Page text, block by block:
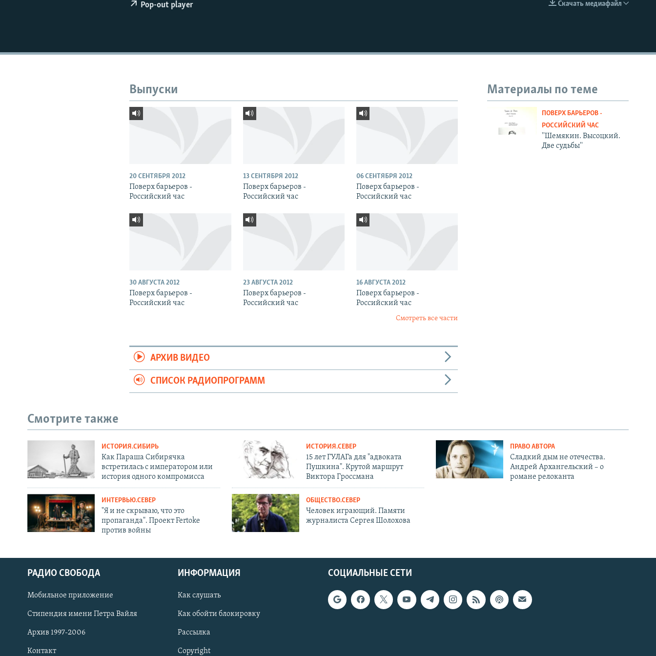
СОЦИАЛЬНЫЕ СЕТИ
EMBED
Скачать медиафайл
Pop-out player
Материалы по теме
ПОВЕРХ БАРЬЕРОВ -
РОССИЙСКИЙ ЧАС
''Шемякин. Высоцкий.
Две судьбы''
Выпуски
20 СЕНТЯБРЯ 2012
Поверх барьеров -
Российский час
13 СЕНТЯБРЯ 2012
Поверх барьеров -
Российский час
06 СЕНТЯБРЯ 2012
Поверх барьеров -
Российский час
30 АВГУСТА 2012
Поверх барьеров -
Российский час
23 АВГУСТА 2012
Поверх барьеров -
Российский час
16 АВГУСТА 2012
Поверх барьеров -
Российский час
Смотреть все части
АРХИВ ВИДЕО
СПИСОК РАДИОПРОГРАММ
Смотрите также
ИСТОРИЯ.СИБИРЬ
Как Параша Сибирячка
встретилась с императором или
история одного компромисса
ИСТОРИЯ.СЕВЕР
15 лет ГУЛАГа для "адвоката
Пушкина". Крутой маршрут
Виктора Гроссмана
ПРАВО АВТОРА
Сладкий дым не отечества.
Андрей Архангельский – о
романе релоканта
ИНТЕРВЬЮ.СЕВЕР
"Я и не скрываю, что это
пропаганда". Проект Fertoke
против войны
ОБЩЕСТВО.СЕВЕР
Человек играющий. Памяти
журналиста Сергея Шолохова
СОЦИАЛЬНЫЕ СЕТИ
РАДИО СВОБОДА
Мобильное приложение
Стипендия имени Петра Вайля
Архив 1997-2006
Контакт
ИНФОРМАЦИЯ
Как слушать
Как обойти блокировку
Рассылка
Copyright